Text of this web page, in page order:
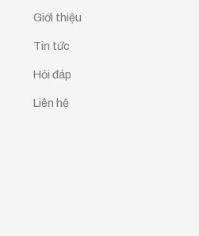
Giới thiệu
Tin tức
Hỏi đáp
Liên hệ